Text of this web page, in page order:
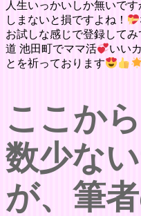
人生いっかいしか無いで
しまないと損ですよね！
お試しな感じで登録して
道 池田町でママ活
いい
とを祈っております
ここか
数少な
が、筆